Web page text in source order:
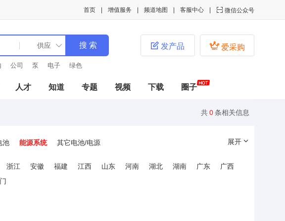
 微信公众号
客服中心
频道地图
增值服务
首页
公司 泵 电子 绿色
 爱采购
 发产品
人才 知道 专题 视频 下载 圈子
共0条相关信息
池 能源系统 其它电池/电源 展开
浙江 安徽 福建 江西 山东 河南 湖北 湖南 广东
广西